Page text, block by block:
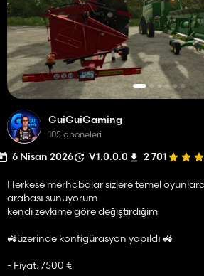
GuiGuiGaming
105 aboneleri
6 Nisan 2026 V1.0.0.0 2 701
Herkese merhabalar sizlere temel
arabası sunuyorum
kendi zevkime göre değiştirdiğim
🚜üzerinde konfigürasyon yapıldı 🚜
- Fiyat: 7500 €